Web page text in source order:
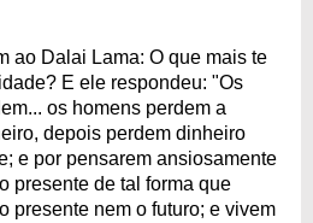
ao Dalai Lama: O que mais te
E ele respondeu: "Os
os homens perdem a
depois perdem dinheiro
e por pensarem ansiosamente
presente de tal forma que
presente nem o futuro; e vivem